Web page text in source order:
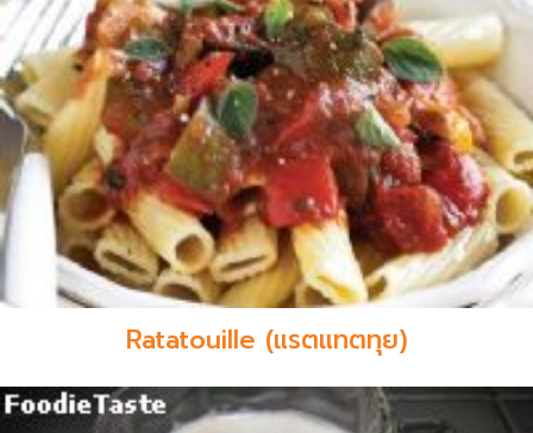
Ratatouille (แรตแทตทุย)